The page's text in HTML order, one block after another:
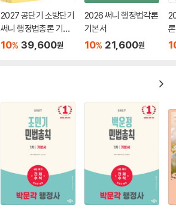
2027 공단기 소방단기
써니 행정법총론 기본
서
10% 39,600원
2026 써니 행정법각론
기본서
10% 21,600원
(